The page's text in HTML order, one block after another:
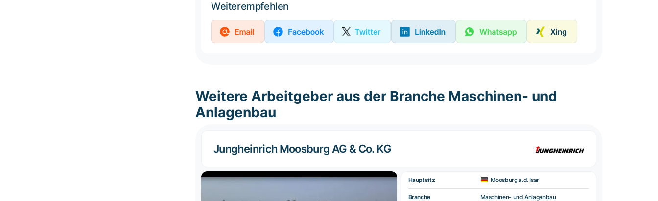
Weiterempfehlen
Weitere Arbeitgeber aus der Branche Maschinen- und
Anlagenbau
Jungheinrich Moosburg AG & Co. KG
Hauptsitz Moosburg a.d. Isar
Branche Maschinen- und Anlagenbau